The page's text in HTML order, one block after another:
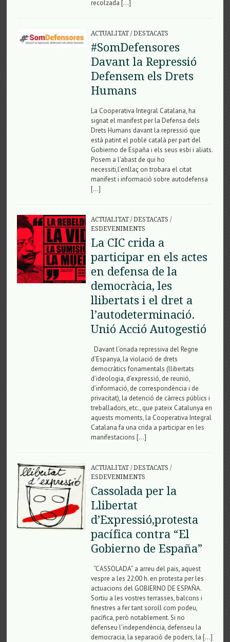
recolzada […]
ACTUALITAT/DESTACATS
#SomDefensores
Davant la Repressió
Defensem els Drets
Humans
La Cooperativa Integral Catalana, ha
signat el manifest per la Defensa dels
Drets Humans davant la repressió que
està patint el poble català per part del
Gobierno de España i els seus esbi i aliats.
Posem a l’abast de qui ho
necessiti,l’enllaç on trobara el citat
manifest i informació sobre autodefensa
[…]
ACTUALITAT/DESTACATS /
ESDEVENIMENTS
La CIC crida a
participar en els actes
en defensa de la
democràcia, les
llibertats i el dret a
l’autodeterminació.
Unió Acció Autogestió
Davant l’onada repressiva del Regne
d’Espanya, la violació de drets
democràtics fonamentals (llibertats
d’ideologia, d’expressió, de reunió,
d’informació, de correspondència i de
privacitat), la detenció de càrrecs públics i
treballadors, etc., que pateix Catalunya en
aquests moments, la Cooperativa Integral
Catalana fa una crida a participar en les
manifestacions […]
ACTUALITAT/DESTACATS /
ESDEVENIMENTS
Cassolada per la
Llibertat
d’Expressió,protesta
pacífica contra “El
Gobierno de España”
“CASSOLADA” a arreu del pais, aquest
vespre a les 22:00 h. en protesta per les
actuacions del GOBIERNO DE ESPAÑA.
Sortiu a les vostres terrasses, balcons i
finestres a fer tant soroll com podeu,
pacífica, però notablement. Si no
defenseu l’independència, defenseu la
democracia, la separaciò de poders, la […]